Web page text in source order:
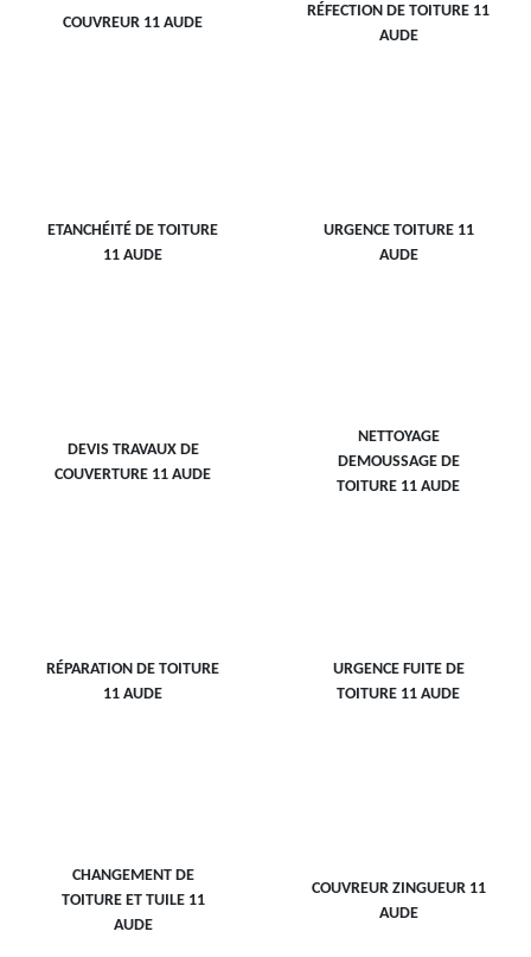
COUVREUR 11 AUDE
RÉFECTION DE TOITURE 11
AUDE
ETANCHÉITÉ DE TOITURE
11 AUDE
URGENCE TOITURE 11
AUDE
DEVIS TRAVAUX DE
COUVERTURE 11 AUDE
NETTOYAGE
DEMOUSSAGE DE
TOITURE 11 AUDE
RÉPARATION DE TOITURE
11 AUDE
URGENCE FUITE DE
TOITURE 11 AUDE
CHANGEMENT DE
TOITURE ET TUILE 11
AUDE
COUVREUR ZINGUEUR 11
AUDE